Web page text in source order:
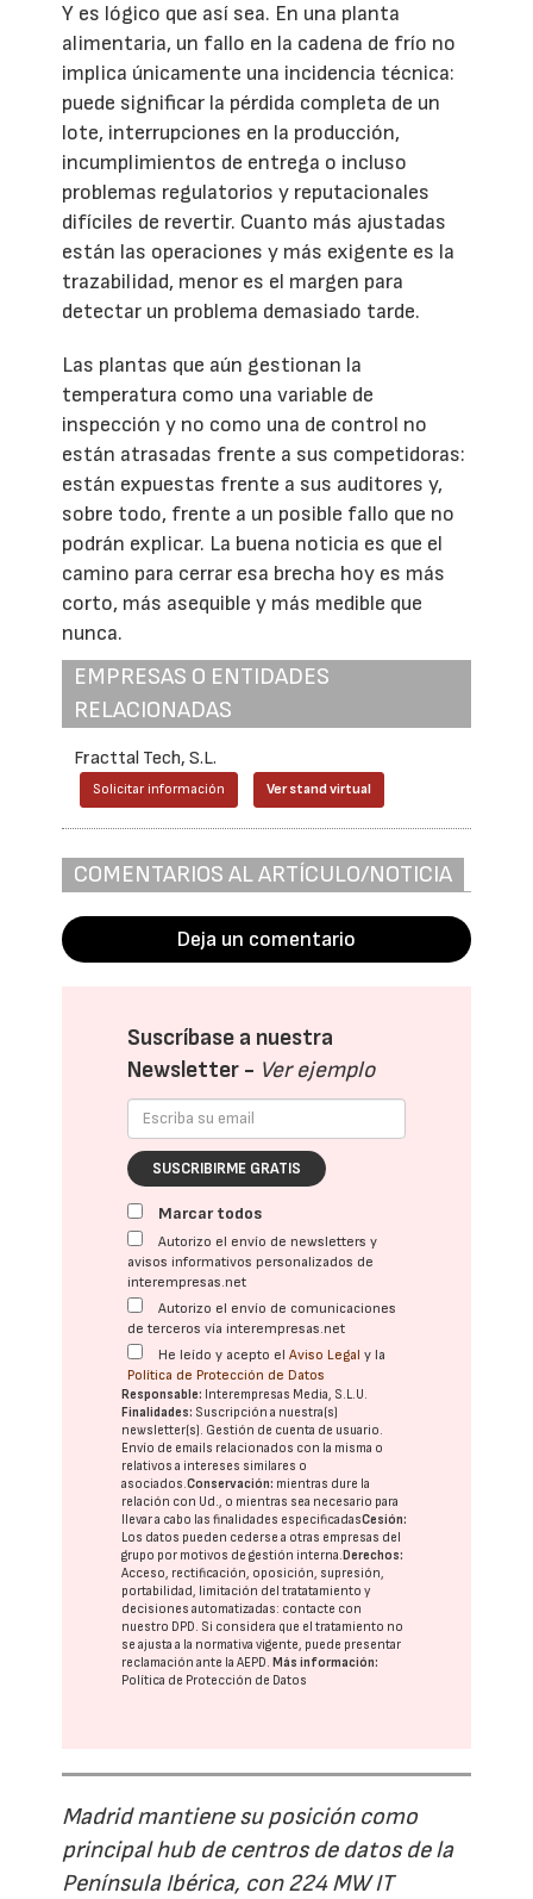
Y es lógico que así sea. En una planta
alimentaria, un fallo en la cadena de frío no
implica únicamente una incidencia técnica:
puede significar la pérdida completa de un
lote, interrupciones en la producción,
incumplimientos de entrega o incluso
problemas regulatorios y reputacionales
difíciles de revertir. Cuanto más ajustadas
están las operaciones y más exigente es la
trazabilidad, menor es el margen para
detectar un problema demasiado tarde.
Las plantas que aún gestionan la
temperatura como una variable de
inspección y no como una de control no
están atrasadas frente a sus competidoras:
están expuestas frente a sus auditores y,
sobre todo, frente a un posible fallo que no
podrán explicar. La buena noticia es que el
camino para cerrar esa brecha hoy es más
corto, más asequible y más medible que
nunca.
EMPRESAS O ENTIDADES
RELACIONADAS
Fracttal Tech, S.L.
Solicitar información Ver stand virtual
COMENTARIOS AL ARTÍCULO/NOTICIA
Deja un comentario
Suscríbase a nuestra
Newsletter - Ver ejemplo
SUSCRIBIRME GRATIS
Marcar todos
Autorizo el envío de newsletters y
avisos informativos personalizados de
interempresas.net
Autorizo el envío de comunicaciones
de terceros vía interempresas.net
He leído y acepto elAviso Legal y la
Política de Protección de Datos
Responsable: Interempresas Media, S.L.U.
Finalidades: Suscripción a nuestra(s)
newsletter(s). Gestión de cuenta de usuario.
Envío de emails relacionados con la misma o
relativos a intereses similares o
asociados.Conservación: mientras dure la
relación con Ud., o mientras sea necesario para
llevar a cabo las finalidades especificadasCesión:
Los datos pueden cederse a otras empresas del
grupo por motivos de gestión interna.Derechos:
Acceso, rectificación, oposición, supresión,
portabilidad, limitación del tratatamiento y
decisiones automatizadas: contacte con
nuestro DPD. Si considera que el tratamiento no
se ajusta a la normativa vigente, puede presentar
reclamación ante laAEPD.Más información:
Política de Protección de Datos
Madrid mantiene su posición como
principal hub de centros de datos de la
Península Ibérica, con 224 MW IT